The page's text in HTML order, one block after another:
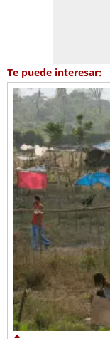
Te puede interesar: